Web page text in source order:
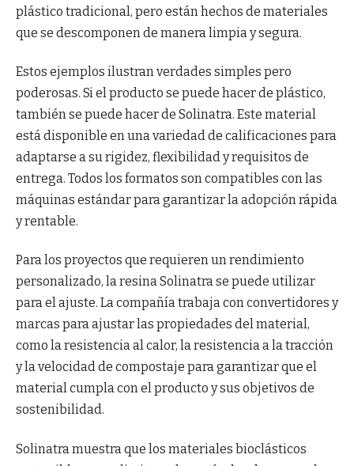
plástico tradicional, pero están hechos de materiales
que se descomponen de manera limpia y segura.
Estos ejemplos ilustran verdades simples pero
poderosas. Si el producto se puede hacer de plástico,
también se puede hacer de Solinatra. Este material
está disponible en una variedad de calificaciones para
adaptarse a su rigidez, flexibilidad y requisitos de
entrega. Todos los formatos son compatibles con las
máquinas estándar para garantizar la adopción rápida
y rentable.
Para los proyectos que requieren un rendimiento
personalizado, la resina Solinatra se puede utilizar
para el ajuste. La compañía trabaja con convertidores y
marcas para ajustar las propiedades del material,
como la resistencia al calor, la resistencia a la tracción
y la velocidad de compostaje para garantizar que el
material cumpla con el producto y sus objetivos de
sostenibilidad.
Solinatra muestra que los materiales bioclásticos